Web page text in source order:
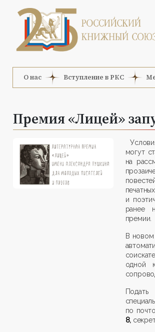
О нас Вступление в РКС
Премия «Лицей»
могут
на
и
ранее
премии.
В новом
одной
по
8,